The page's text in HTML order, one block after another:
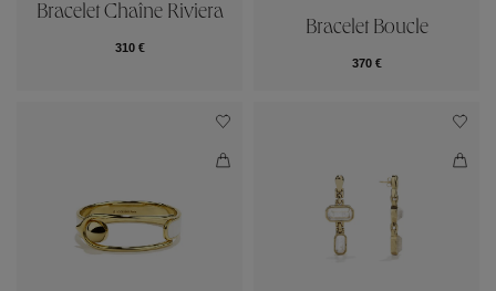
Bracelet Chaîne Riviera
310 €
Bracelet Boucle
370 €